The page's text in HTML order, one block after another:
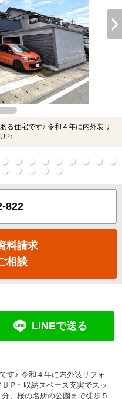
る住宅です♪ 令和４年に内外装リ
822
料請求
相談
LINEで送る
す♪ 令和４年に内外装リフォ
Ｐ↑ 収納スペース充実でスッ
、桜の名所の公園まで徒歩５